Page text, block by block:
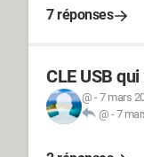
7 réponses
CLE USB
@ -7 mars
@ -7